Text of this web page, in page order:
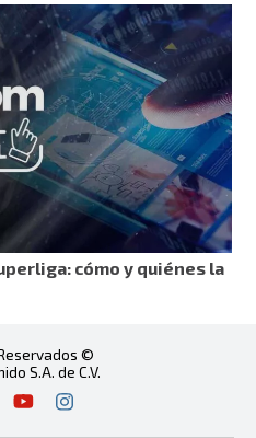
cómo y quiénes la
©
S.A. de C.V.